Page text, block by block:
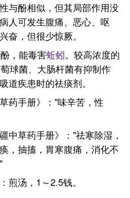
与酚相似，但其局部作用没
人可发生腹痛、恶心、呕
兴奋，但很少惊厥。
，能毒害蚯蚓。较高浓度的
球菌、大肠杆菌有抑制作
道疾患时的祛痰剂。
药手册》："味辛苦，性
中草药手册》："祛寒除湿，
，抽搐，胃寒腹痛，消化不
煎汤，1～2.5钱。